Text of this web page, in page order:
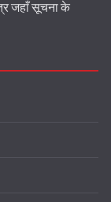
जहाँ सूचना के